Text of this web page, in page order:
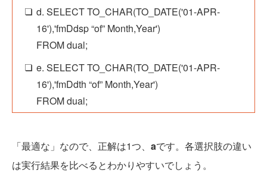
d. SELECT TO_CHAR(TO_DATE('01-APR-
16'),'fmDdsp “of” Month,Year')
FROM dual;
e. SELECT TO_CHAR(TO_DATE('01-APR-
16'),'fmDdth “of” Month,Year')
FROM dual;
「最適な」なので、正解は1つ、 aです。各選択肢の違い
は実行結果を比べるとわかりやすいでしょう。